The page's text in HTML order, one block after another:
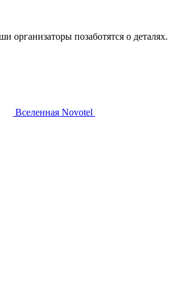
организаторы позаботятся о деталях.
Вселенная Novotel